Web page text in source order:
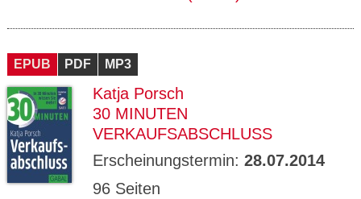
EPUB PDF MP3
Katja Porsch
30 MINUTEN
VERKAUFSABSCHLUSS
Erscheinungstermin: 28.07.2014
96 Seiten